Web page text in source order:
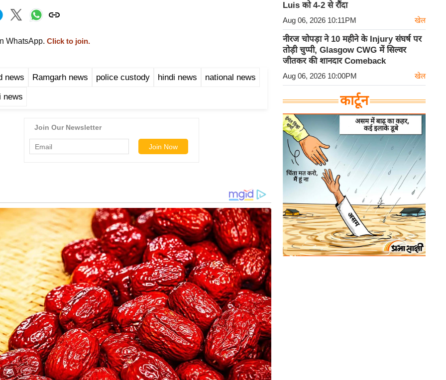
WhatsApp. Click to join.
news Ramgarh news police custody hindi news national news
news
Luis को 4-2 से रौंदा
Aug 06, 2026 10:11PM खेल
नीरज चोपड़ा ने 10 महीने के Injury संघर्ष पर
तोड़ी चुप्पी, Glasgow CWG में सिल्वर
जीतकर की शानदार Comeback
Aug 06, 2026 10:00PM खेल
कार्टून